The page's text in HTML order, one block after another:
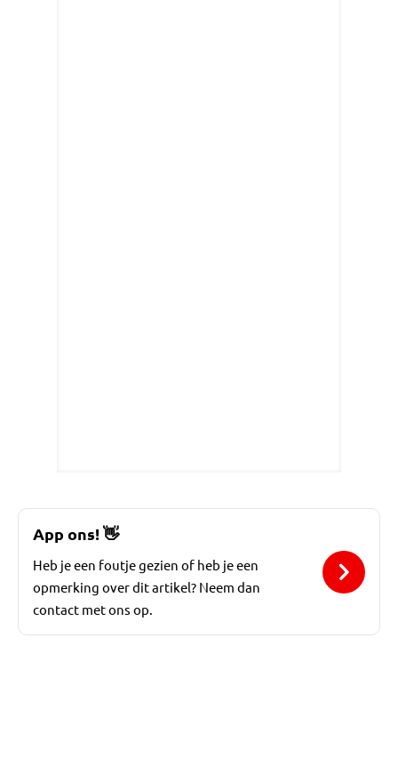
App ons!👋
Heb je een foutje gezien of heb je een
opmerking over dit artikel? Neem dan
contact met ons op.